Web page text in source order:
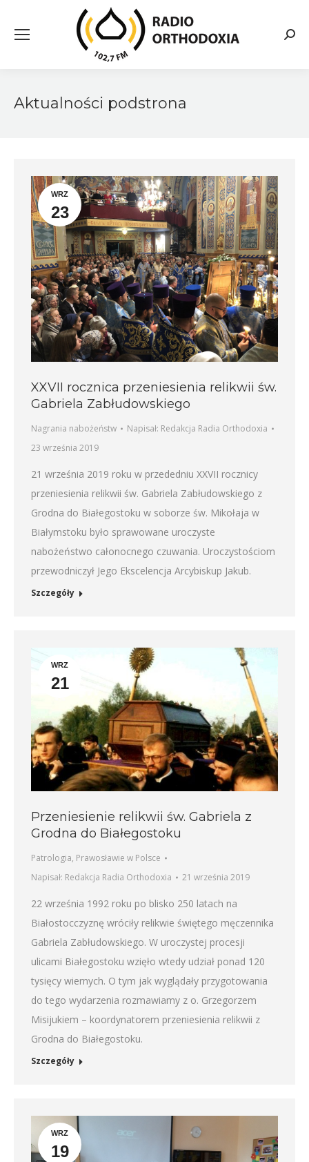
Aktualności podstrona
WRZ
23
XXVII rocznica przeniesienia relikwii św.
Gabriela Zabłudowskiego
Nagrania nabożeństw Napisał: Redakcja Radia Orthodoxia
23 września 2019
21 września 2019 roku w przededniu XXVII rocznicy
przeniesienia relikwii św. Gabriela Zabłudowskiego z
Grodna do Białegostoku w soborze św. Mikołaja w
Białymstoku było sprawowane uroczyste
nabożeństwo całonocnego czuwania. Uroczystościom
przewodniczył Jego Ekscelencja Arcybiskup Jakub.
Szczegóły
WRZ
21
Przeniesienie relikwii św. Gabriela z
Grodna do Białegostoku
Patrologia, Prawosławie w Polsce
Napisał: Redakcja Radia Orthodoxia 21 września 2019
22 września 1992 roku po blisko 250 latach na
Białostocczyznę wróciły relikwie świętego męczennika
Gabriela Zabłudowskiego. W uroczystej procesji
ulicami Białegostoku wzięło wtedy udział ponad 120
tysięcy wiernych. O tym jak wyglądały przygotowania
do tego wydarzenia rozmawiamy z o. Grzegorzem
Misijukiem – koordynatorem przeniesienia relikwii z
Grodna do Białegostoku.
Szczegóły
WRZ
19